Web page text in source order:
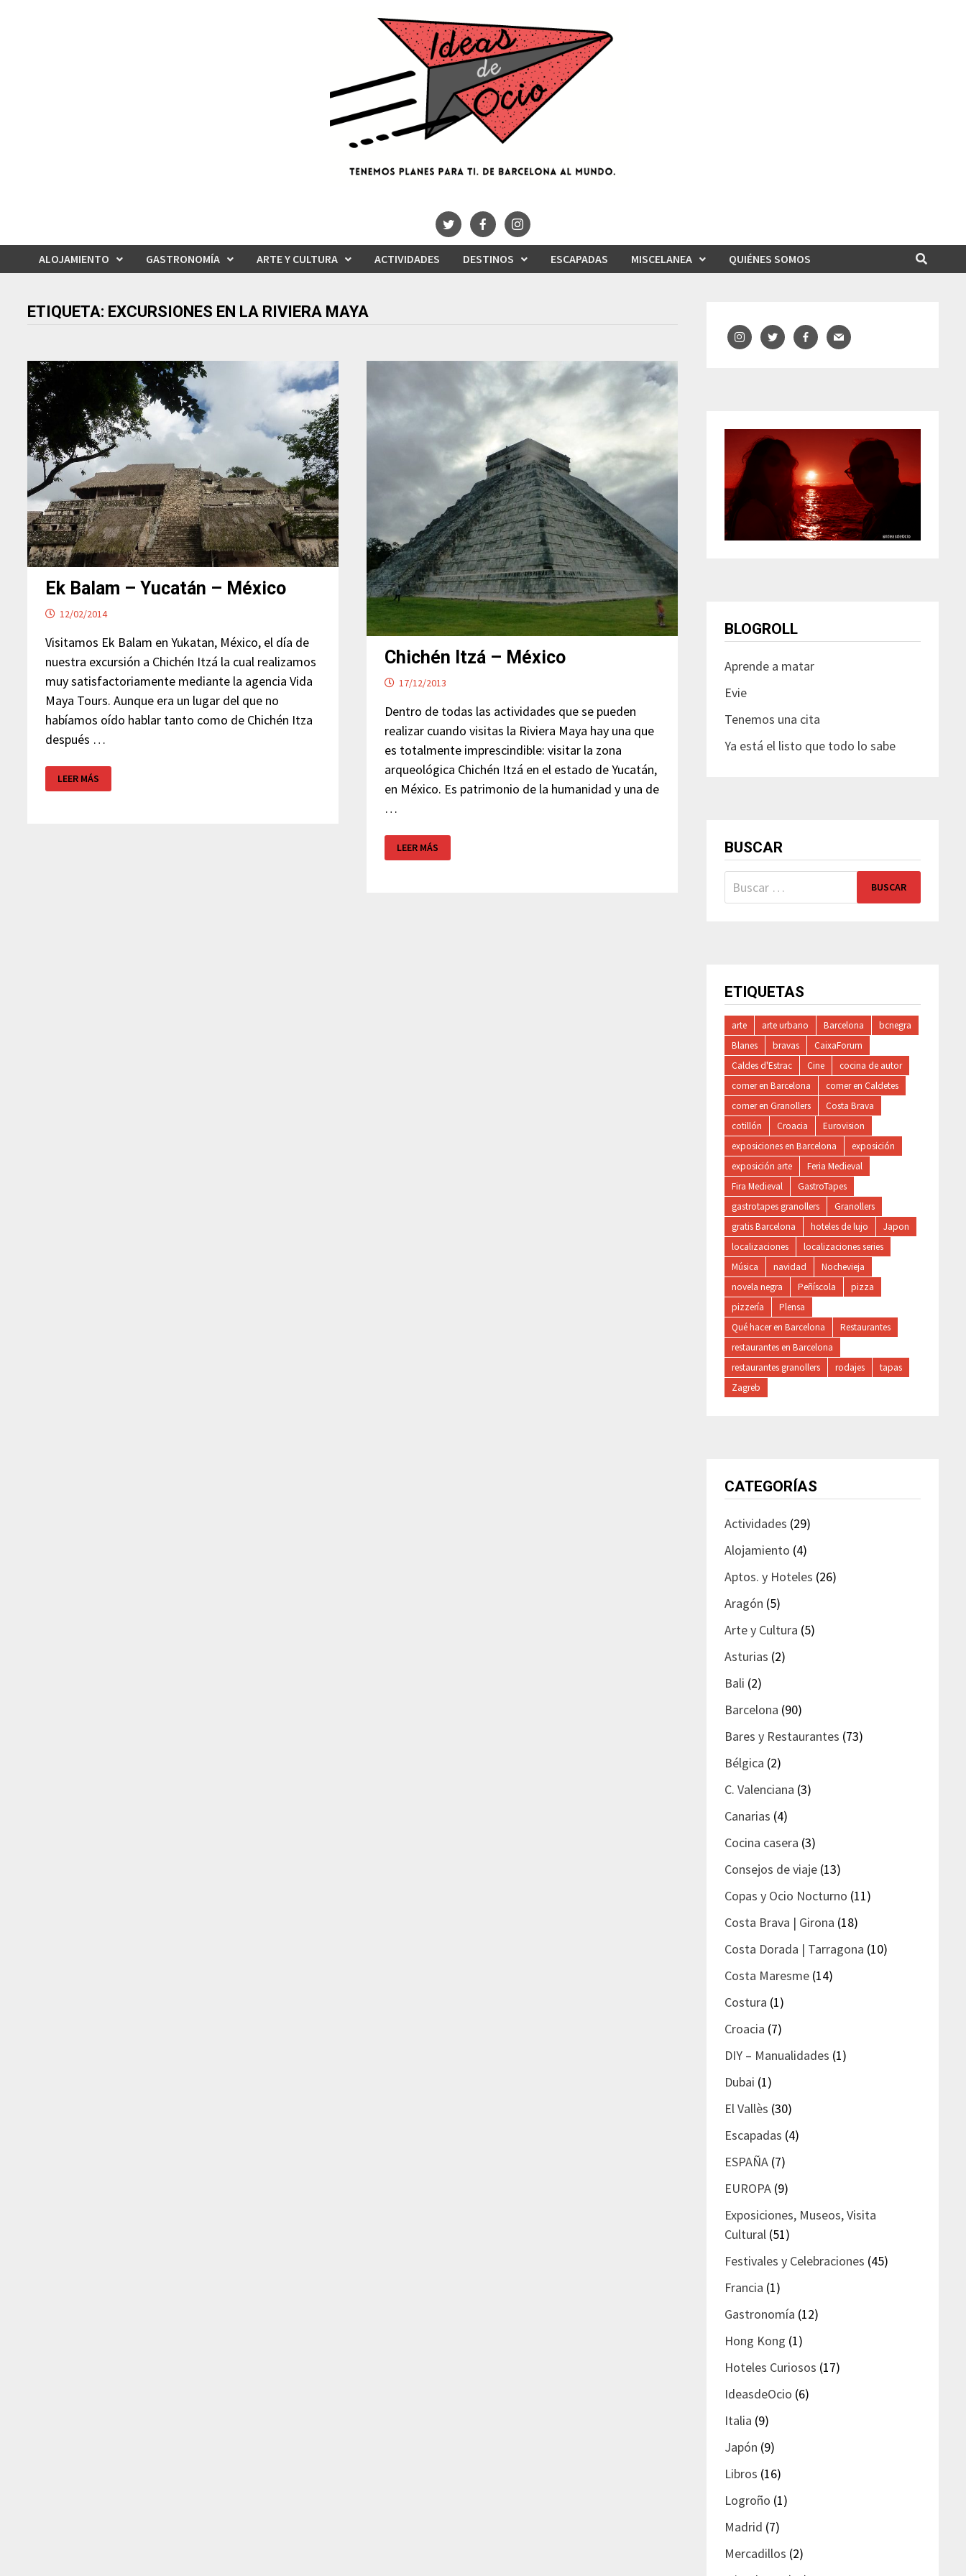
ALOJAMIENTO GASTRONOMÍA ARTE Y CULTURA ACTIVIDADES DESTINOS ESCAPADAS MISCELANEA QUIÉNES SOMOS
ETIQUETA: EXCURSIONES EN LA RIVIERA MAYA
Ek Balam – Yucatán – México
12/02/2014
Visitamos Ek Balam en Yukatan, México, el día de
nuestra excursión a Chichén Itzá la cual realizamos
muy satisfactoriamente mediante la agencia Vida
Maya Tours. Aunque era un lugar del que no
habíamos oído hablar tanto como de Chichén Itza
después …
EK
BALAM
–
LEER MÁS
Chichén Itzá – México
17/12/2013
Dentro de todas las actividades que se pueden
realizar cuando visitas la Riviera Maya hay una que
es totalmente imprescindible: visitar la zona
arqueológica Chichén Itzá en el estado de Yucatán,
en México. Es patrimonio de la humanidad y una de
…
CHICHÉN
ITZÁ
–
LEER MÁS
BLOGROLL
Aprende a matar
Evie
Tenemos una cita
Ya está el listo que todo lo sabe
BUSCAR
Buscar:
ETIQUETAS
arte arte urbano Barcelona
bcnegra
Blanes
bravas
CaixaForum
Caldes d'Estrac
Cine
cocina de autor
comer en Barcelona
comer en Caldetes
comer en Granollers
Costa Brava
cotillón
Croacia
Eurovision
exposiciones en Barcelona
exposición
exposición arte
Feria Medieval
Fira Medieval
GastroTapes
gastrotapes granollers
Granollers
gratis Barcelona
hoteles de lujo
Japon
localizaciones
localizaciones series
Música
navidad
Nochevieja
novela negra
Peñíscola
pizza
pizzería
Plensa
Qué hacer en Barcelona
Restaurantes
restaurantes en Barcelona
restaurantes granollers
rodajes
tapas
Zagreb
CATEGORÍAS
Actividades (29)
Alojamiento (4)
Aptos. y Hoteles (26)
Aragón (5)
Arte y Cultura (5)
Asturias (2)
Bali (2)
Barcelona (90)
Bares y Restaurantes (73)
Bélgica (2)
C. Valenciana (3)
Canarias (4)
Cocina casera (3)
Consejos de viaje (13)
Copas y Ocio Nocturno (11)
Costa Brava | Girona (18)
Costa Dorada | Tarragona (10)
Costa Maresme (14)
Costura (1)
Croacia (7)
DIY – Manualidades (1)
Dubai (1)
El Vallès (30)
Escapadas (4)
ESPAÑA (7)
EUROPA (9)
Exposiciones, Museos, Visita
Cultural (51)
Festivales y Celebraciones (45)
Francia (1)
Gastronomía (12)
Hong Kong (1)
Hoteles Curiosos (17)
IdeasdeOcio (6)
Italia (9)
Japón (9)
Libros (16)
Logroño (1)
Madrid (7)
Mercadillos (2)